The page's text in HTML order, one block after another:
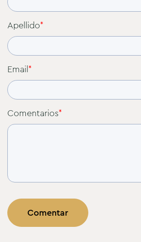
Apellido*
Email*
Comentarios*